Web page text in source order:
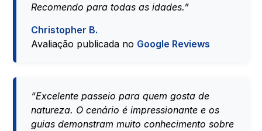
Recomendo para todas as idades.”
Christopher B.
Avaliação publicada no Google Reviews
“Excelente passeio para quem gosta de
natureza. O cenário é impressionante e os
guias demonstram muito conhecimento sobre